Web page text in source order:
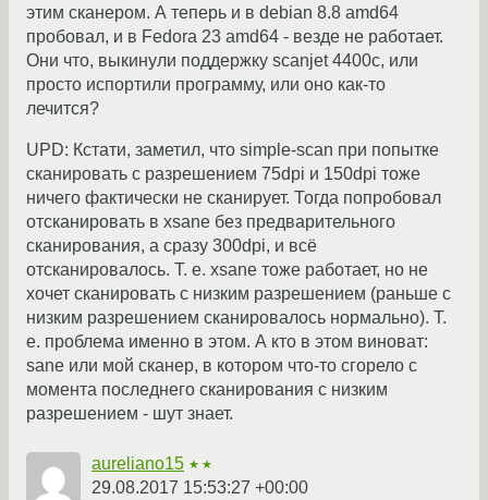
этим сканером. А теперь и в debian 8.8 amd64
пробовал, и в Fedora 23 amd64 - везде не работает.
Они что, выкинули поддержку scanjet 4400c, или
просто испортили программу, или оно как-то
лечится?
UPD: Кстати, заметил, что simple-scan при попытке
сканировать с разрешением 75dpi и 150dpi тоже
ничего фактически не сканирует. Тогда попробовал
отсканировать в xsane без предварительного
сканирования, а сразу 300dpi, и всё
отсканировалось. Т. е. xsane тоже работает, но не
хочет сканировать с низким разрешением (раньше с
низким разрешением сканировалось нормально). Т.
е. проблема именно в этом. А кто в этом виноват:
sane или мой сканер, в котором что-то сгорело с
момента последнего сканирования с низким
разрешением - шут знает.
aureliano15 ★★
29.08.2017 15:53:27 +00:00